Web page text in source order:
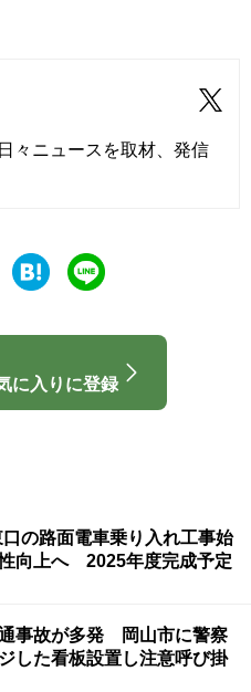
々ニュースを取材、発信
に入りに登録
の路面電車乗り入れ工事始
向上へ 2025年度完成予定
事故が多発 岡山市に警察
した看板設置し注意呼び掛